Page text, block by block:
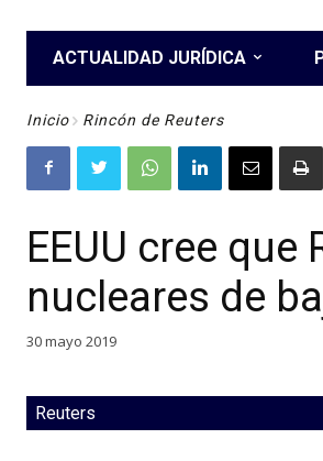
ACTUALIDAD JURÍDICA
Inicio Rincón de Reuters
EEUU cree
nucleares de
30 mayo 2019
Reuters